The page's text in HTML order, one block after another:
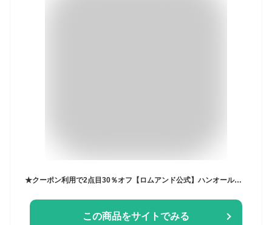
★クーポン利用で2点目30％オフ【ロムアンド公式】ハンオールブロウカラ rom&nd official romand HAN ALL BROW CARA ロムアンド 眉マスカラ アイブロウ 眉毛マスカラ 落ちにくい 塗りやすい 自然なまつ毛 韓国メイク 韓国コスメ ロムアンド公式ショップ
この商品をサイトでみる